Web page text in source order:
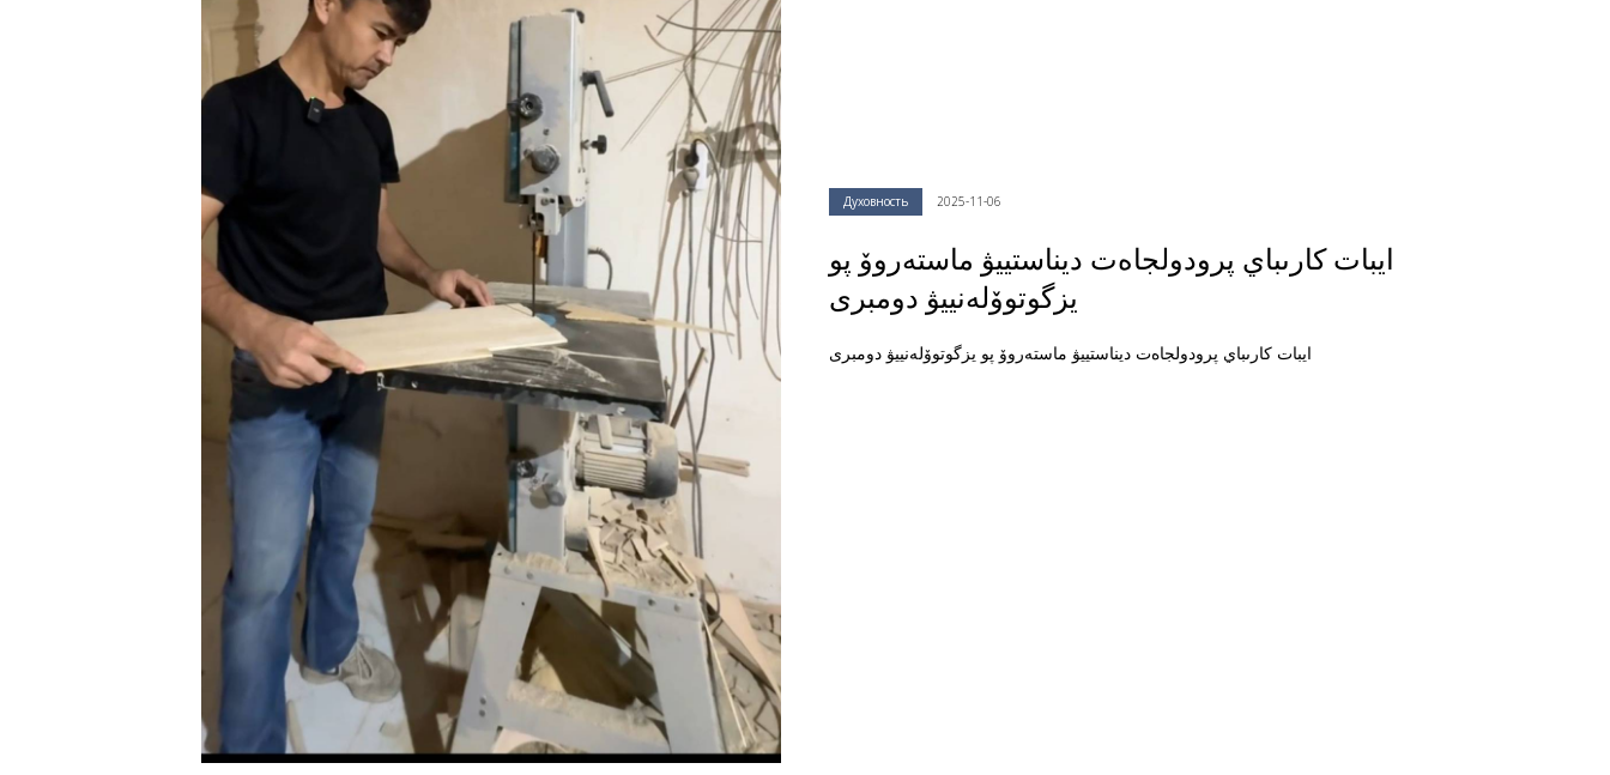
Духовность 2025-11-06
ايبات كارىباي پرودولجاەت ديناستييۋ ماستەروۆ پو
يزگوتوۆلەنييۋ دومبرى
ايبات كارىباي پرودولجاەت ديناستييۋ ماستەروۆ پو يزگوتوۆلەنييۋ دومبرى